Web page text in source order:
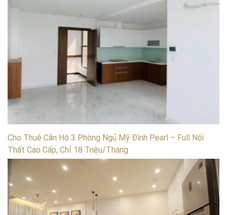
Cho Thuê Căn Hộ 3 Phòng Ngủ Mỹ Đình Pearl – Full Nội
Thất Cao Cấp, Chỉ 18 Triệu/Tháng